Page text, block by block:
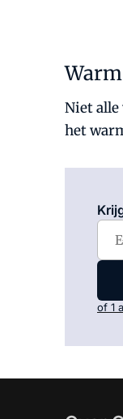
Niet alle
het
of 1